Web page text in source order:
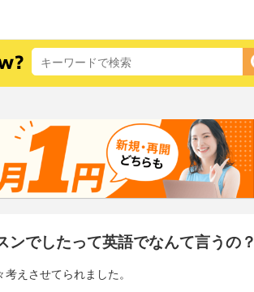
ンでしたって英語でなんて言うの？
えさせてられました。